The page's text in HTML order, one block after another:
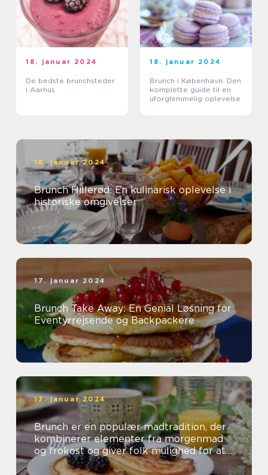
18. januar 2024
De bedste brunchsteder
i Aarhus
18. januar 2024
Brunch i København: Den
komplette guide til en
uforglemmelig oplevelse
18. januar 2024
Brunch Hillerød: En kulinarisk oplevelse i
historiske omgivelser
17. januar 2024
Brunch Take Away: En Genial Løsning for
Eventyrrejsende og Backpackere
17. januar 2024
Brunch er en populær madtradition, der
kombinerer elementer fra morgenmad
og frokost og giver folk mulighed for at
nyde en lækker og afslappet spiseop...